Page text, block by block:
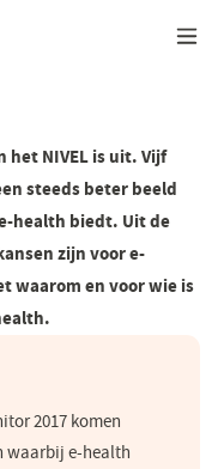
het NIVEL is uit. Vijf
steeds beter beeld
health biedt. Uit de
zijn voor e-
waarom en voor wie is
2017 komen
waarbij e-health